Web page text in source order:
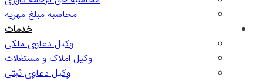
محاسبه مبلغ مهریه
خدمات
وکیل دعاوی ملکی
وکیل املاک و مستغلات
وکیل دعاوی ثبتی